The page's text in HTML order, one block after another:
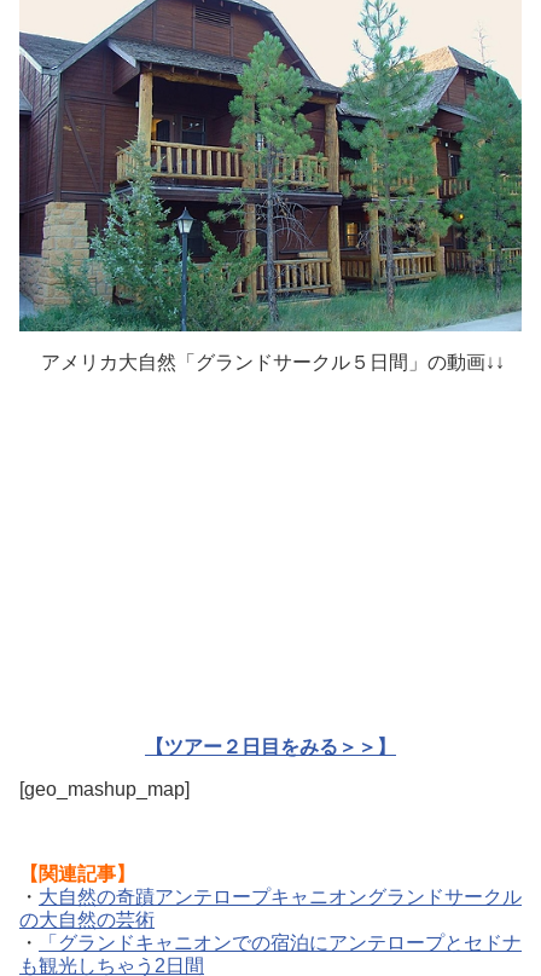
アメリカ大自然「グランドサークル５日間」の動画↓↓
【ツアー２日目をみる＞＞】
[geo_mashup_map]
【関連記事】
・ 大自然の奇蹟アンテロープキャニオングランドサークル
の大自然の芸術
・
「グランドキャニオンでの宿泊にアンテロープとセドナ
も観光しちゃう2日間